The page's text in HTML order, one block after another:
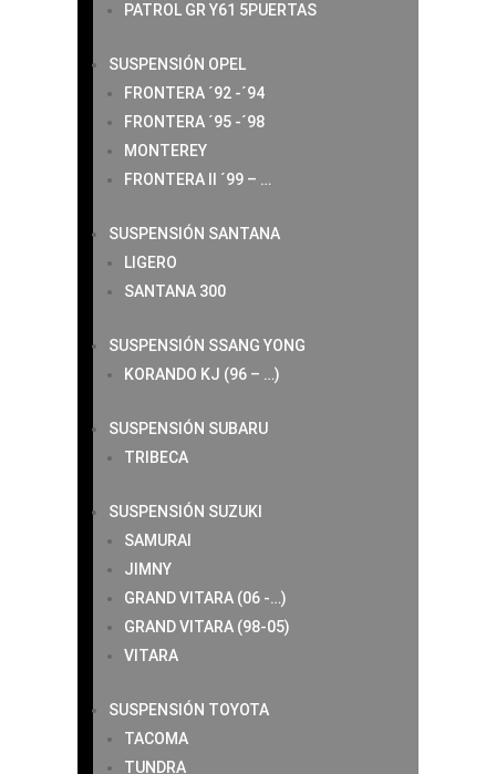
PATROL GR Y61 5PUERTAS
SUSPENSIÓN OPEL
FRONTERA ´92 -´94
FRONTERA ´95 -´98
MONTEREY
FRONTERA II ´99 – …
SUSPENSIÓN SANTANA
LIGERO
SANTANA 300
SUSPENSIÓN SSANG YONG
KORANDO KJ (96 – …)
SUSPENSIÓN SUBARU
TRIBECA
SUSPENSIÓN SUZUKI
SAMURAI
JIMNY
GRAND VITARA (06 -…)
GRAND VITARA (98-05)
VITARA
SUSPENSIÓN TOYOTA
TACOMA
TUNDRA